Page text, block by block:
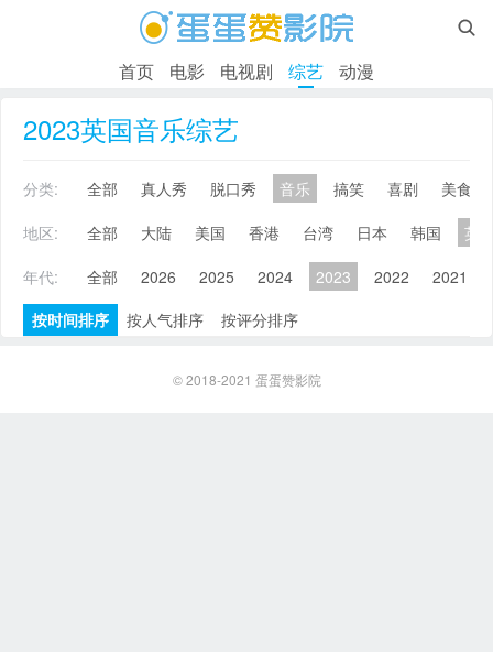

首页 电影 电视剧 综艺 动漫
2023英国音乐综艺
分类: 全部 真人秀 脱口秀 音乐 搞笑 喜剧
美食
地区:
全部 大陆 美国 香港 台湾 日本 韩国
英
年代:
全部 2026 2025 2024 2023 2022 2021
按时间排序
按人气排序 按评分排序
© 2018-2021 蛋蛋赞影院